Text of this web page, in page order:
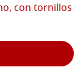
con tornillos